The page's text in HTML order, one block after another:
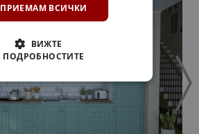
ПРИЕМАМ ВСИЧКИ
ВИЖТЕ
ПОДРОБНОСТИТЕ